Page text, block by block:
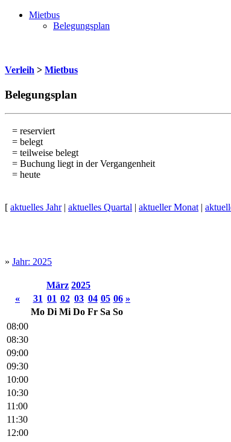
Mietbus
Belegungsplan
Verleih > Mietbus
Belegungsplan
= reserviert
= belegt
= teilweise belegt
= Buchung liegt in der Vergangenheit
= heute
[ aktuelles Jahr| aktuelles Quartal | aktueller Monat |
» Jahr: 2025
März 2025
«
31 01 02 03 04 05 06 »
Mo Di Mi Do Fr Sa So
08:00
08:30
09:00
09:30
10:00
10:30
11:00
11:30
12:00